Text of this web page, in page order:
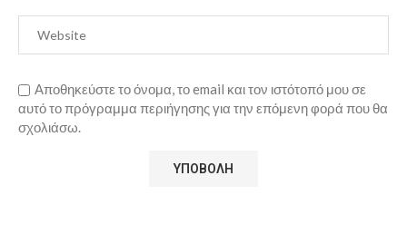
Αποθηκεύστε το όνομα, το email και τον ιστότοπό μου σε
αυτό το πρόγραμμα περιήγησης για την επόμενη φορά που θα
σχολιάσω.